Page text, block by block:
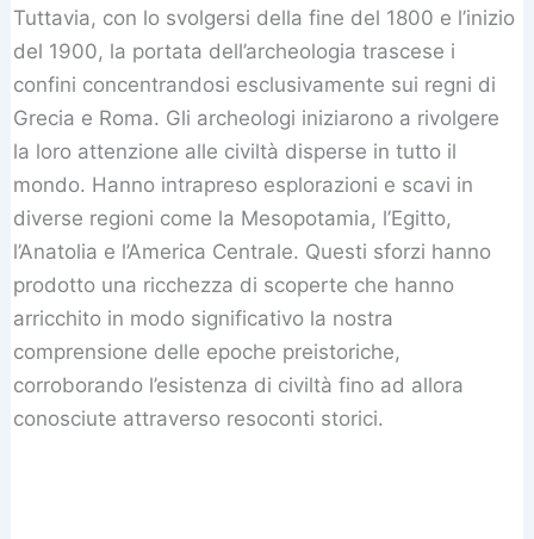
Tuttavia, con lo svolgersi della fine del 1800 e l’inizio
del 1900, la portata dell’archeologia trascese i
confini concentrandosi esclusivamente sui regni di
Grecia e Roma. Gli archeologi iniziarono a rivolgere
la loro attenzione alle civiltà disperse in tutto il
mondo. Hanno intrapreso esplorazioni e scavi in
diverse regioni come la Mesopotamia, l’Egitto,
l’Anatolia e l’America Centrale. Questi sforzi hanno
prodotto una ricchezza di scoperte che hanno
arricchito in modo significativo la nostra
comprensione delle epoche preistoriche,
corroborando l’esistenza di civiltà fino ad allora
conosciute attraverso resoconti storici.